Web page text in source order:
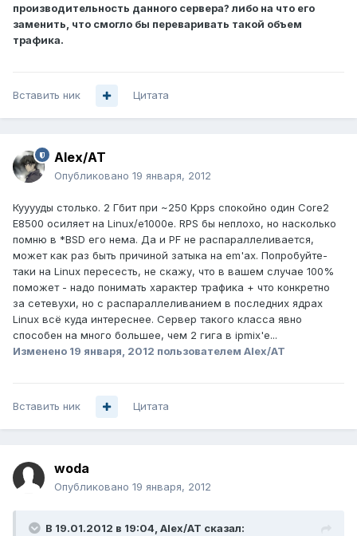
производительность данного сервера? либо на что его
заменить, что смогло бы переваривать такой объем
трафика.
Вставить ник Цитата
Alex/AT
Опубликовано 19 января, 2012
Кууууды столько. 2 Гбит при ~250 Kpps спокойно один Core2
E8500 осиляет на Linux/e1000e. RPS бы неплохо, но насколько
помню в *BSD его нема. Да и PF не распараллеливается,
может как раз быть причиной затыка на em'ах. Попробуйте-
таки на Linux пересесть, не скажу, что в вашем случае 100%
поможет - надо понимать характер трафика + что конкретно
за сетевухи, но с распараллеливанием в последних ядрах
Linux всё куда интереснее. Сервер такого класса явно
способен на много большее, чем 2 гига в ipmix'е...
Изменено 19 января, 2012 пользователем Alex/AT
Вставить ник Цитата
woda
Опубликовано 19 января, 2012
В 19.01.2012 в 19:04, Alex/AT сказал: